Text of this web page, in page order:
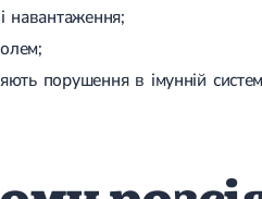
навантаження;
порушення в імунній